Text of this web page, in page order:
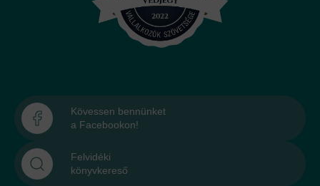
Kövessen bennünket
a Facebookon!
Felvidéki
könyvkereső